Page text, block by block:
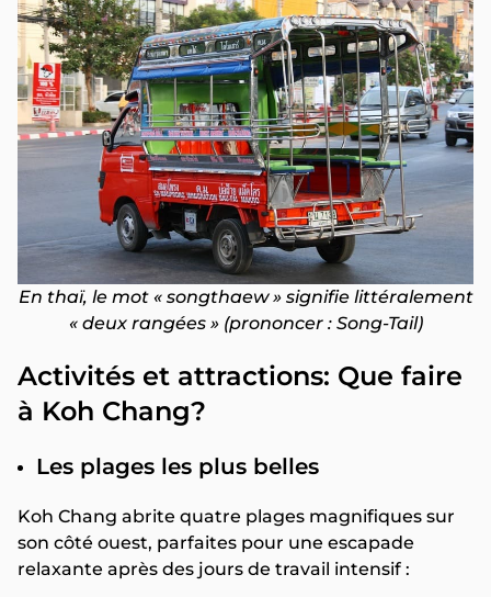
En thaï, le mot « songthaew » signifie littéralement
« deux rangées » (prononcer : Song-Tail)
Activités et attractions: Que faire
à Koh Chang?
Les plages les plus belles
Koh Chang abrite quatre plages magnifiques sur
son côté ouest, parfaites pour une escapade
relaxante après des jours de travail intensif :